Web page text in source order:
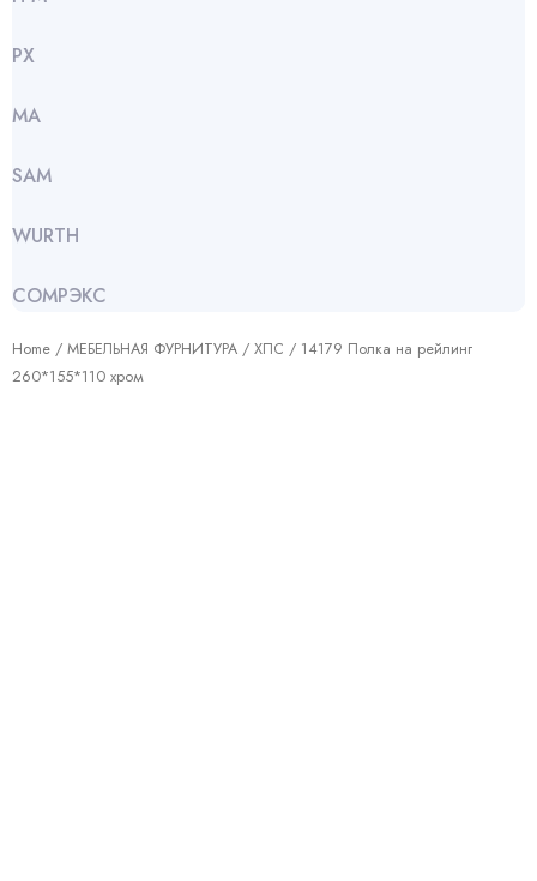
РХ
МА
SАМ
WURTH
СОМРЭКС
Home / МЕБЕЛЬНАЯ ФУРНИТУРА / ХПС / 14179 Полка на рейлинг
260*155*110 хром